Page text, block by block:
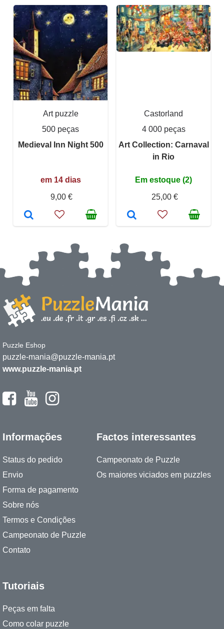
Art puzzle
500 peças
Medieval Inn Night 500
em 14 dias
9,00 €
Castorland
4 000 peças
Art Collection: Carnaval
in Rio
Em estoque (2)
25,00 €
Puzzle Eshop
puzzle-mania@puzzle-mania.pt
www.puzzle-mania.pt
Informações
Status do pedido
Envio
Forma de pagamento
Sobre nós
Termos e Condições
Campeonato de Puzzle
Contato
Factos interessantes
Campeonato de Puzzle
Os maiores viciados em puzzles
Tutoriais
Peças em falta
Como colar puzzle